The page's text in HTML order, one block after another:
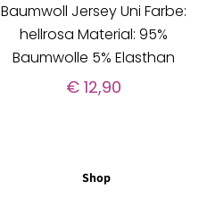
Baumwoll Jersey Uni Farbe:
hellrosa Material: 95%
Baumwolle 5% Elasthan
€12,90
Shop